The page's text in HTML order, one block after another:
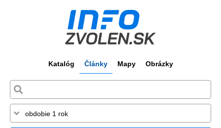
Katalóg Články Mapy Obrázky